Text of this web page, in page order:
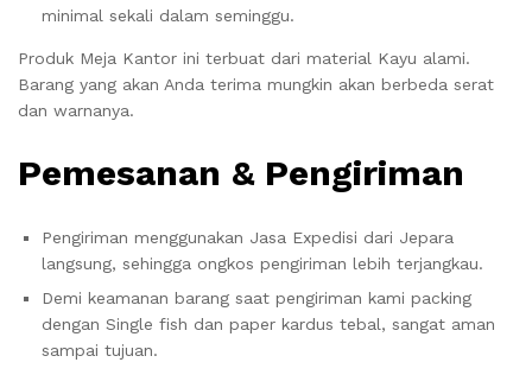
minimal sekali dalam seminggu.
Produk Meja Kantor ini terbuat dari material Kayu alami.
Barang yang akan Anda terima mungkin akan berbeda serat
dan warnanya.
Pemesanan & Pengiriman
Pengiriman menggunakan Jasa Expedisi dari Jepara
langsung, sehingga ongkos pengiriman lebih terjangkau.
Demi keamanan barang saat pengiriman kami packing
dengan Single fish dan paper kardus tebal, sangat aman
sampai tujuan.